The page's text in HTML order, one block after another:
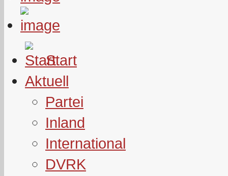
Start
Aktuell
Partei
Inland
International
DVRK